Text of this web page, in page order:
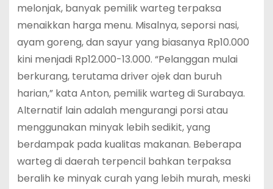
melonjak, banyak pemilik warteg terpaksa
menaikkan harga menu. Misalnya, seporsi nasi,
ayam goreng, dan sayur yang biasanya Rp10.000
kini menjadi Rp12.000-13.000. “Pelanggan mulai
berkurang, terutama driver ojek dan buruh
harian,” kata Anton, pemilik warteg di Surabaya.
Alternatif lain adalah mengurangi porsi atau
menggunakan minyak lebih sedikit, yang
berdampak pada kualitas makanan. Beberapa
warteg di daerah terpencil bahkan terpaksa
beralih ke minyak curah yang lebih murah, meski